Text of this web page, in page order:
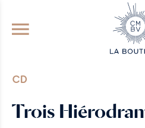
GO TO
CD
Trois